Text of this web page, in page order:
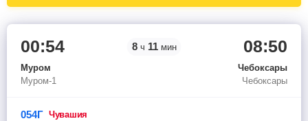
00:54
Муром
Муром-1
8 ч 11 мин 08:50
Чебоксары
Чебоксары
054Г
чувашия